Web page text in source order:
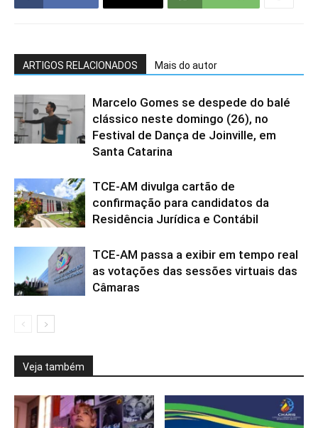
ARTIGOS RELACIONADOS Mais do autor
Marcelo Gomes se despede do balé
clássico neste domingo (26), no
Festival de Dança de Joinville, em
Santa Catarina
TCE-AM divulga cartão de
confirmação para candidatos da
Residência Jurídica e Contábil
TCE-AM passa a exibir em tempo real
as votações das sessões virtuais das
Câmaras
Veja também